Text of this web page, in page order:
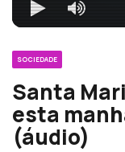
SOCIEDADE
Santa
esta
(áudio)